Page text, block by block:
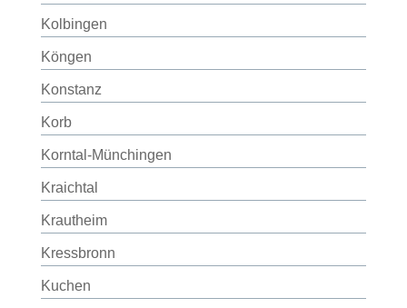
Kolbingen
Köngen
Konstanz
Korb
Korntal-Münchingen
Kraichtal
Krautheim
Kressbronn
Kuchen